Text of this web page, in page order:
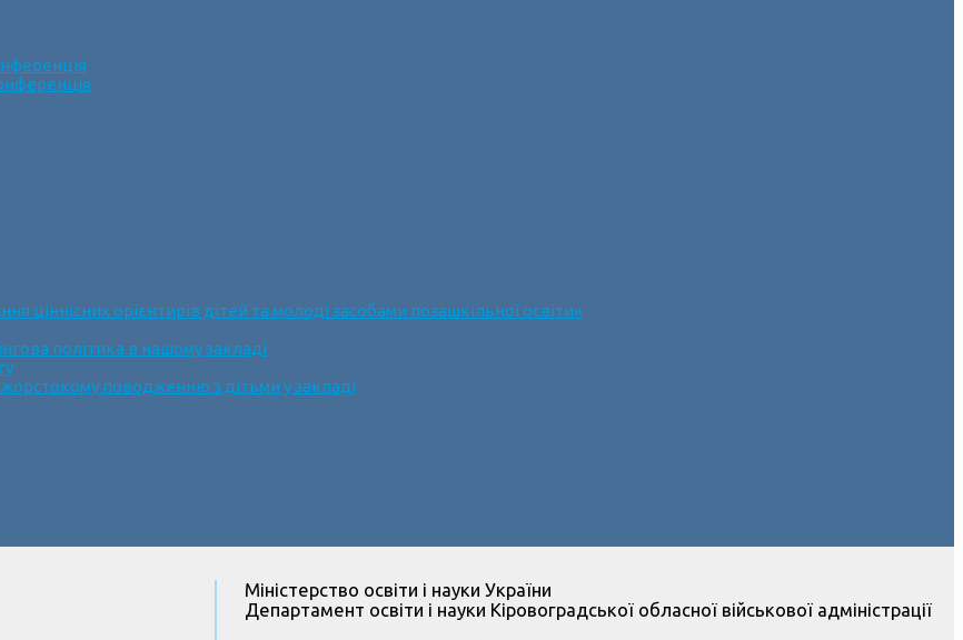
орієнтирів дітей та молоді засобами позашкільної освіти»
політика в нашому закладі
поводженню з дітьми у закладі
Міністерство освіти і науки України
Департамент освіти і науки Кіровоградської обласної військової адміністрації